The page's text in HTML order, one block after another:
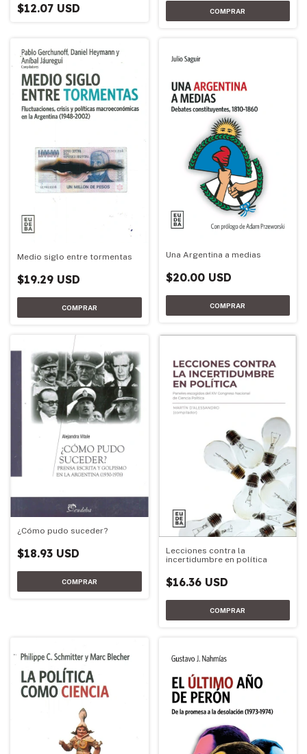
$12.07 USD
Medio siglo entre tormentas
$19.29 USD
Una Argentina a medias
$20.00 USD
¿Cómo pudo suceder?
$18.93 USD
Lecciones contra la
incertidumbre en política
$16.36 USD